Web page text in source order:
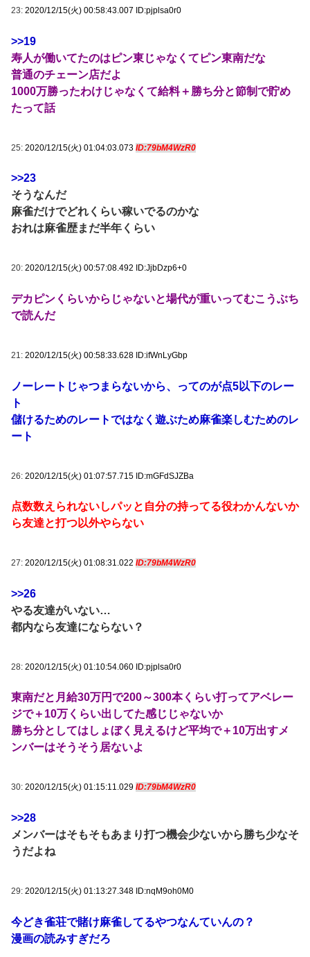
23: 2020/12/15(火) 00:58:43.007 ID:pjplsa0r0
>>19
寿人が働いてたのはピン東じゃなくてピン東南だな
普通のチェーン店だよ
1000万勝ったわけじゃなくて給料＋勝ち分と節制で貯め
たって話
25: 2020/12/15(火) 01:04:03.073 ID:79bM4WzR0
>>23
そうなんだ
麻雀だけでどれくらい稼いでるのかな
おれは麻雀歴まだ半年くらい
20: 2020/12/15(火) 00:57:08.492 ID:JjbDzp6+0
デカピンくらいからじゃないと場代が重いってむこうぶち
で読んだ
21: 2020/12/15(火) 00:58:33.628 ID:ifWnLyGbp
ノーレートじゃつまらないから、ってのが点5以下のレー
ト
儲けるためのレートではなく遊ぶため麻雀楽しむためのレ
ート
26: 2020/12/15(火) 01:07:57.715 ID:mGFdSJZBa
点数数えられないしパッと自分の持ってる役わかんないか
ら友達と打つ以外やらない
27: 2020/12/15(火) 01:08:31.022 ID:79bM4WzR0
>>26
やる友達がいない…
都内なら友達にならない？
28: 2020/12/15(火) 01:10:54.060 ID:pjplsa0r0
東南だと月給30万円で200～300本くらい打ってアベレー
ジで＋10万くらい出してた感じじゃないか
勝ち分としてはしょぼく見えるけど平均で＋10万出すメ
ンバーはそうそう居ないよ
30: 2020/12/15(火) 01:15:11.029 ID:79bM4WzR0
>>28
メンバーはそもそもあまり打つ機会少ないから勝ち少なそ
うだよね
29: 2020/12/15(火) 01:13:27.348 ID:nqM9oh0M0
今どき雀荘で賭け麻雀してるやつなんていんの？
漫画の読みすぎだろ